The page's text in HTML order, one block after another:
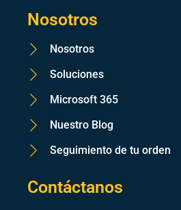
Nosotros
Nosotros
Soluciones
Microsoft 365
Nuestro Blog
Seguimiento de tu orden
Contáctanos